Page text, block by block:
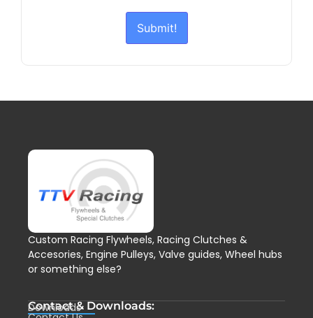
Submit!
Custom Racing Flywheels, Racing Clutches &
Accesories, Engine Pulleys, Valve guides, Wheel hubs
or something else?
Contact & Downloads:
Downloads